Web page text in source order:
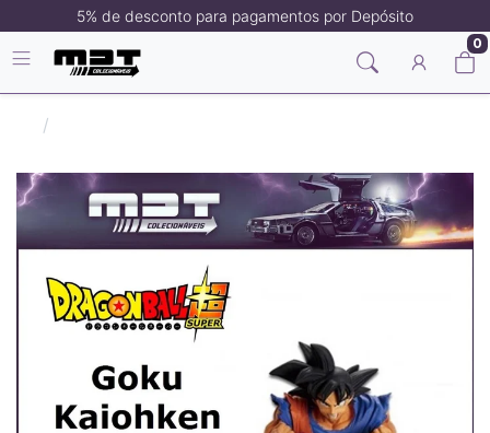
5% de desconto para pagamentos por Depósito
0